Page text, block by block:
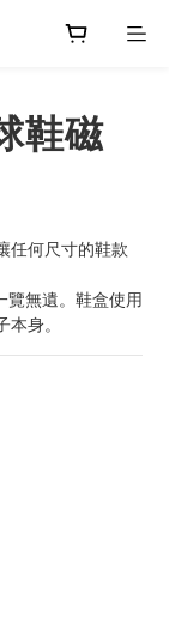
鞋磁
任何尺寸的鞋款
覽無遺。鞋盒使用
身。